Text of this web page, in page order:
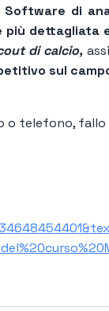
Software di
più dettagliata
di calcio,
sul
o telefono, fallo